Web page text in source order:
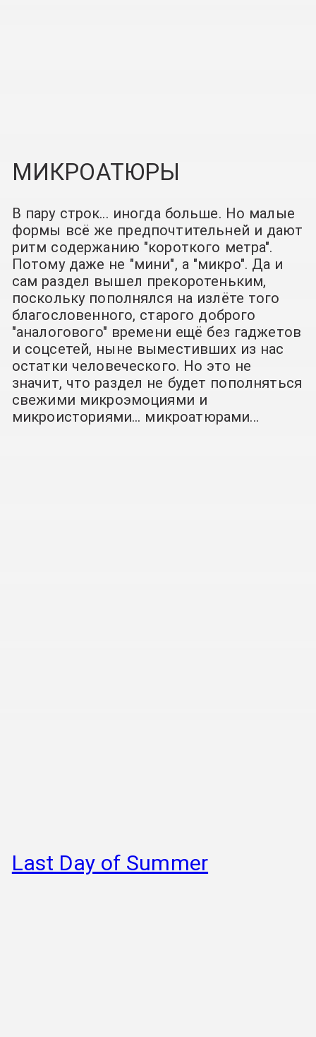
МИКРОАТЮРЫ
В пару строк... иногда больше. Но малые
формы всё же предпочтительней и дают
ритм содержанию "короткого метра".
Потому даже не "мини", а "микро". Да и
сам раздел вышел прекоротеньким,
поскольку пополнялся на излёте того
благословенного, старого доброго
"аналогового" времени ещё без гаджетов
и соцсетей, ныне выместивших из нас
остатки человеческого. Но это не
значит, что раздел не будет пополняться
свежими микроэмоциями и
микроисториями... микроатюрами...
Last Day of Summer